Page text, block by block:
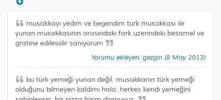
musakkayı yedım ve begendım turk musakkası ıle
yunan musakkasının arasındakı fark uzerındekı besamel ve
gratıne edılesıdır sanıyorum
Yorumu ekleyen: gezgın (8 May 2013)
bu türk yemeği yunan değil. musakkanın türk yemeği
olduğunu bilmeyen kaldımı hala. herkes kendi yemeğini